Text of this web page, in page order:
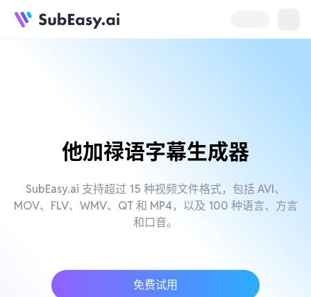
他加禄语字幕生成器
SubEasy.ai 支持超过 15 种视频文件格式，包括 AVI、
MOV、FLV、WMV、QT 和 MP4，以及 100 种语言、方言
和口音。
免费试用